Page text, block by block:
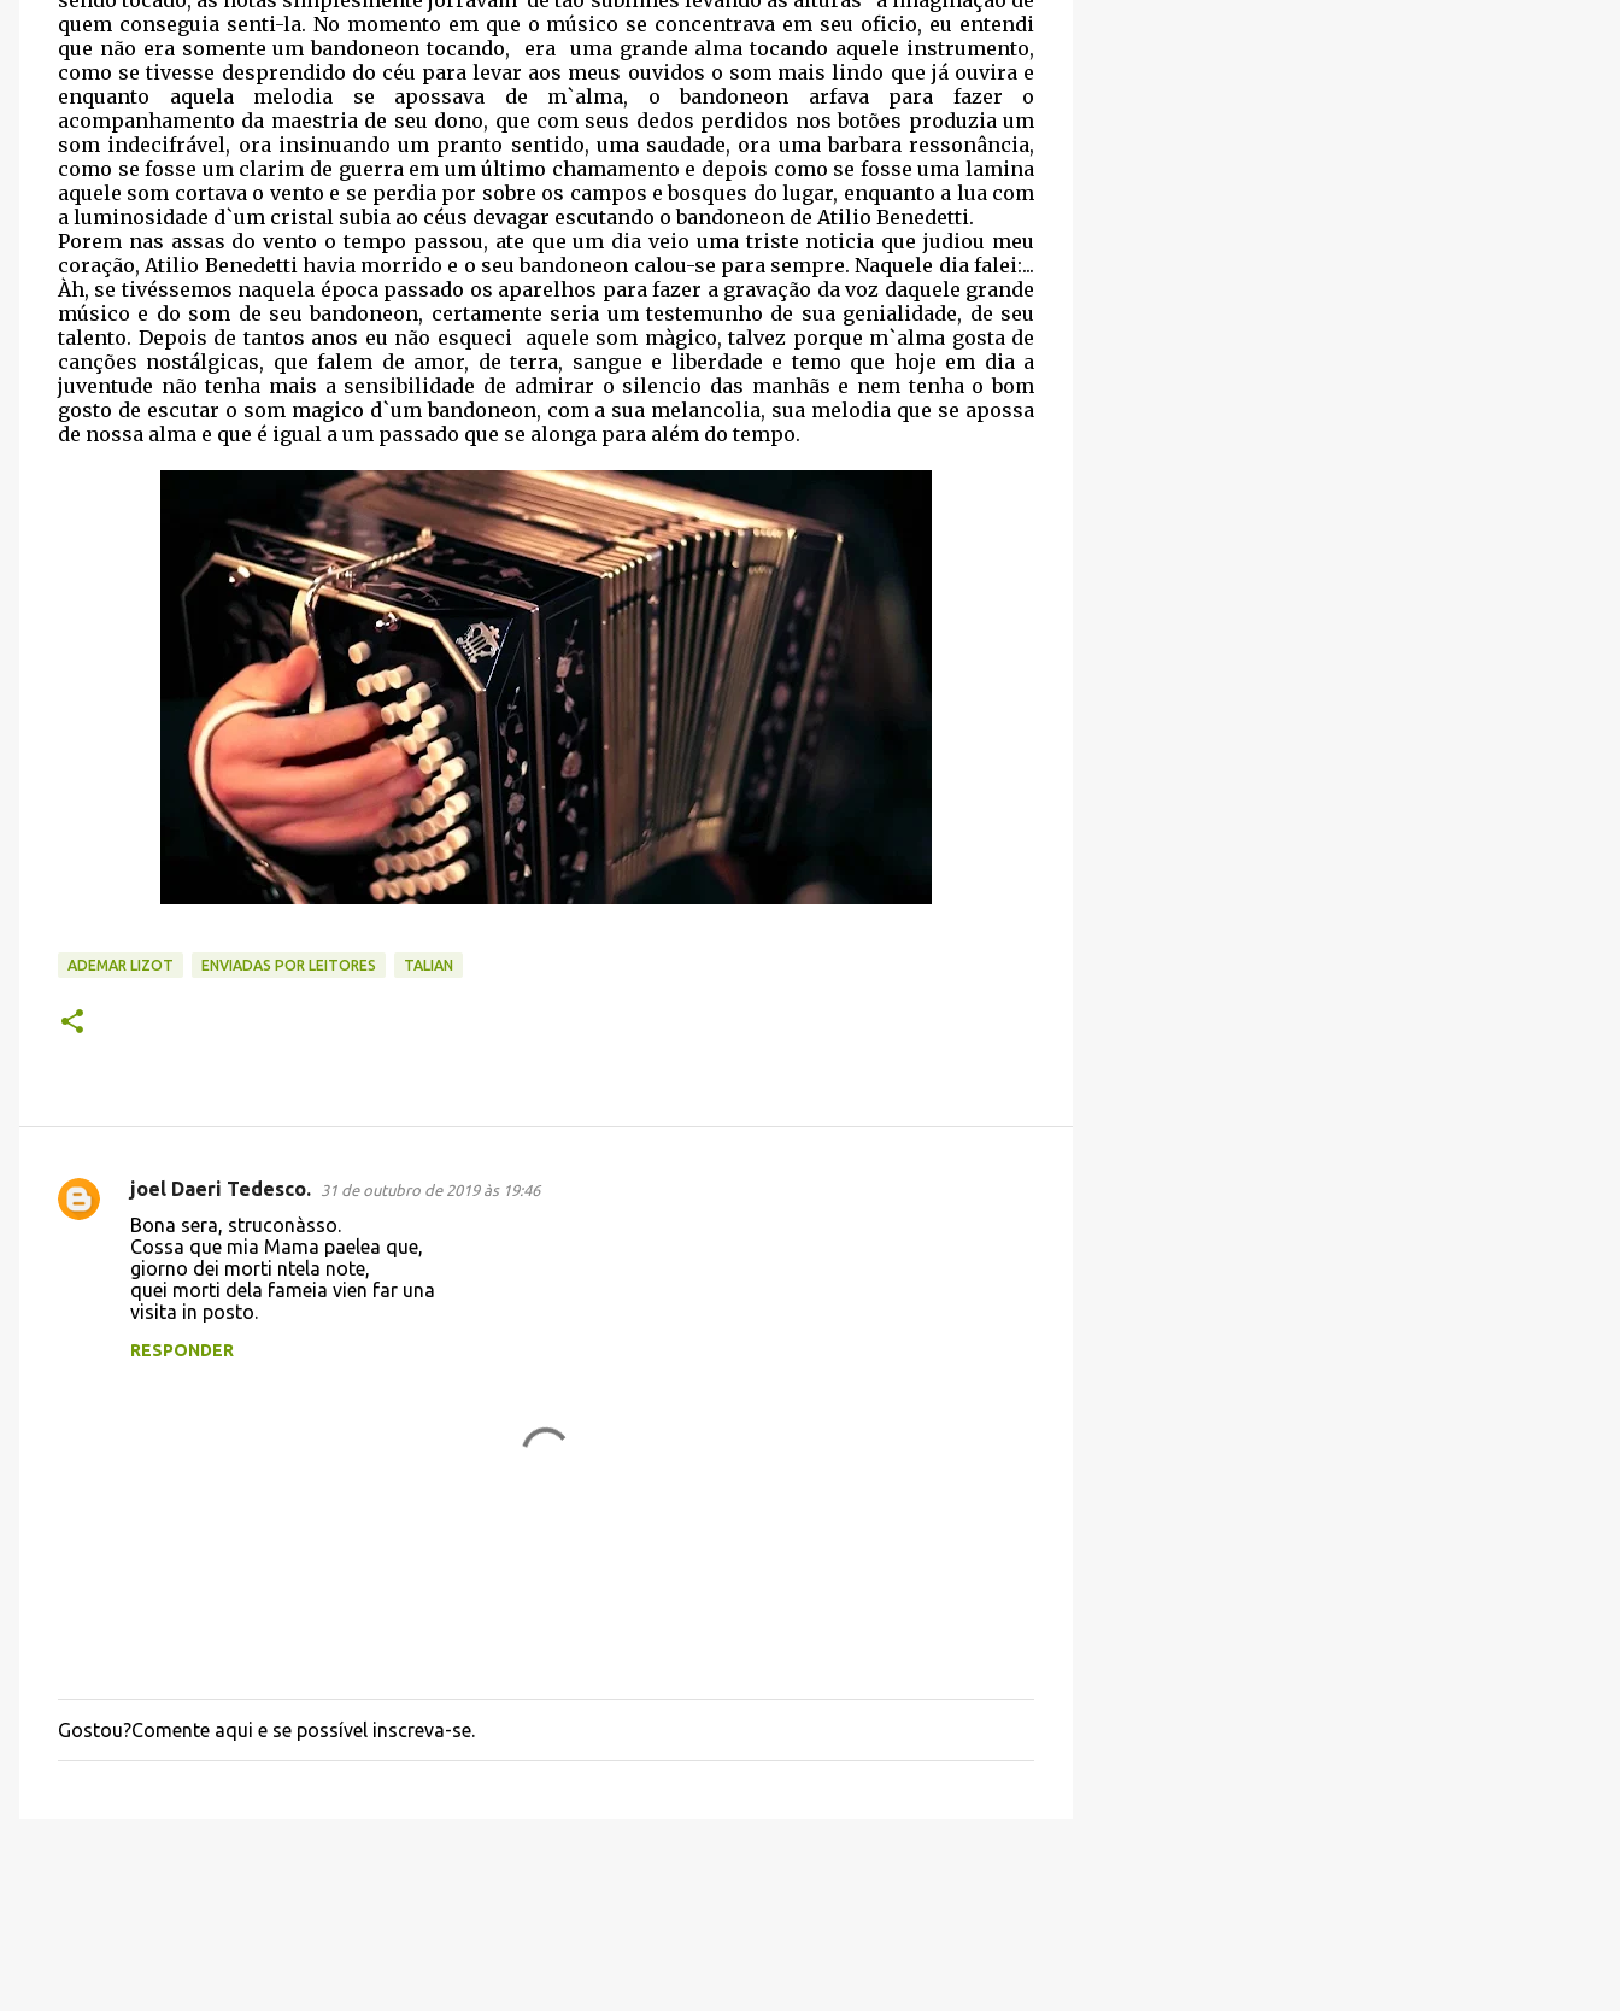
quem conseguia senti-la. No momento em que o músico se concentrava em seu oficio, eu entendi
que não era somente um bandoneon tocando,
era uma grande alma tocando aquele instrumento,
como se tivesse desprendido do céu para levar aos meus ouvidos o som mais lindo que já ouvira e
enquanto aquela melodia se apossava de m`alma, o bandoneon arfava para fazer o
acompanhamento da maestria de seu dono, que com seus dedos perdidos nos botões produzia um
som indecifrável, ora insinuando um pranto sentido, uma saudade, ora uma barbara ressonância,
como se fosse um clarim de guerra em um último chamamento e depois como se fosse uma lamina
aquele som cortava o vento e se perdia por sobre os campos e bosques do lugar, enquanto a lua com
a luminosidade d`um cristal subia ao céus devagar escutando o bandoneon de Atilio Benedetti.
Porem nas assas do vento o tempo passou, ate que um dia veio uma triste noticia que judiou meu
coração, Atilio Benedetti havia morrido e o seu bandoneon calou-se para sempre. Naquele dia falei:...
Àh, se tivéssemos naquela época passado os aparelhos para fazer a gravação da voz daquele grande
músico e do som de seu bandoneon, certamente seria um testemunho de sua genialidade, de seu
talento. Depois de tantos anos eu não esqueci
aquele som màgico, talvez porque m`alma gosta de
canções nostálgicas, que falem de amor, de terra, sangue e liberdade e temo que hoje em dia a
juventude não tenha mais a sensibilidade de admirar o silencio das manhãs e nem tenha o bom
gosto de escutar o som magico d`um bandoneon, com a sua melancolia, sua melodia que se apossa
de nossa alma e que é igual a um passado que se alonga para além do tempo.
ADEMAR LIZOT ENVIADAS POR LEITORES TALIAN
C
joel Daeri Tedesco. 31 de outubro de 2019 às 19:46
Bona sera, struconàsso.
Cossa que mia Mama paelea que,
giorno dei morti ntela note,
quei morti dela fameia vien far una
visita in posto.
RESPONDER
P
o
Gostou?Comente aqui e se possível inscreva-se.